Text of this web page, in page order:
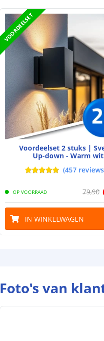
Capaciteit
Aantal
Laadtijd
Brandduur
Solar paneel
Type paneel
Capaciteit
De meest
blog
VOORDEELSET
Voordeelset 2 stuks |
Up-down - Warm wit
(457 reviews
OP VOORRAAD 79,90
IN WINKELWAGEN
Foto's van